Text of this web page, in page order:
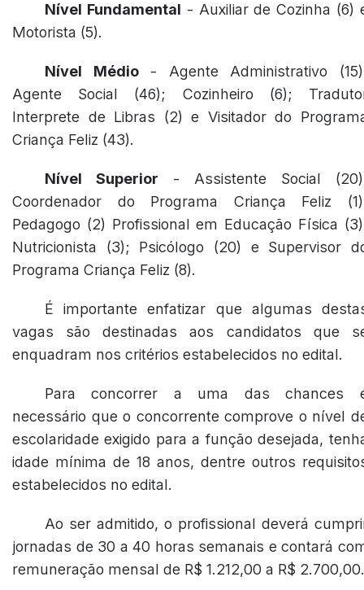
Nível Fundamental - Auxiliar de Cozinha (6)
Motorista (5).
Nível Médio- Agente Administrativo
Agente Social (46); Cozinheiro (6);
Interprete de Libras (2) e Visitador do
Criança Feliz (43).
Nível Superior - Assistente Social
Coordenador do Programa Criança Feliz
Pedagogo (2) Profissional em Educação Física
Nutricionista (3); Psicólogo (20) e Supervisor
Programa Criança Feliz (8).
É importante enfatizar que algumas
vagas são destinadas aos candidatos que
enquadram nos critérios estabelecidos no edital.
Para concorrer a uma das chances
necessário que o concorrente comprove o nível
escolaridade exigido para a função desejada,
idade mínima de 18 anos, dentre outros
estabelecidos no edital.
Ao ser admitido, o profissional deverá
jornadas de 30 a 40 horas semanais e contará
remuneração mensal de R$ 1.212,00 a R$ 2.700,00.